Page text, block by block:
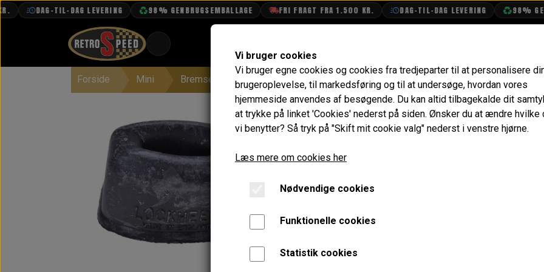
DAG-TIL-DAG LEVERING 98% GENBRUGSEMBALLAGE FRI FRAGT FRA 1.500 KR. DAG-TIL-DAG LEVERING 98%
Forside Mini Bremser Håndbremse Gummi Gennemføring til Håndbremse ved
På lager
Gummi Gennemføring til
Ankerplade - Original
Varenummer: 17H7612GENUINE
Manchetter til håndbremse arme
Forventet leveringstid:
Vi bruger cookies
Vi bruger egne cookies og cookies fra tredjeparter til at personalisere
brugeroplevelse, til markedsføring og til at undersøge, hvordan vores
hjemmeside anvendes af besøgende. Du kan altid tilbagekalde dit
at trykke på linket 'Cookies' nederst på siden. Ønsker du at ændre hvilke
vi benytter? Så tryk på "Skift mit cookie valg" nederst i venstre hjørne.
Læs mere om cookies her
Nødvendige cookies
Funktionelle cookies
Statistik cookies